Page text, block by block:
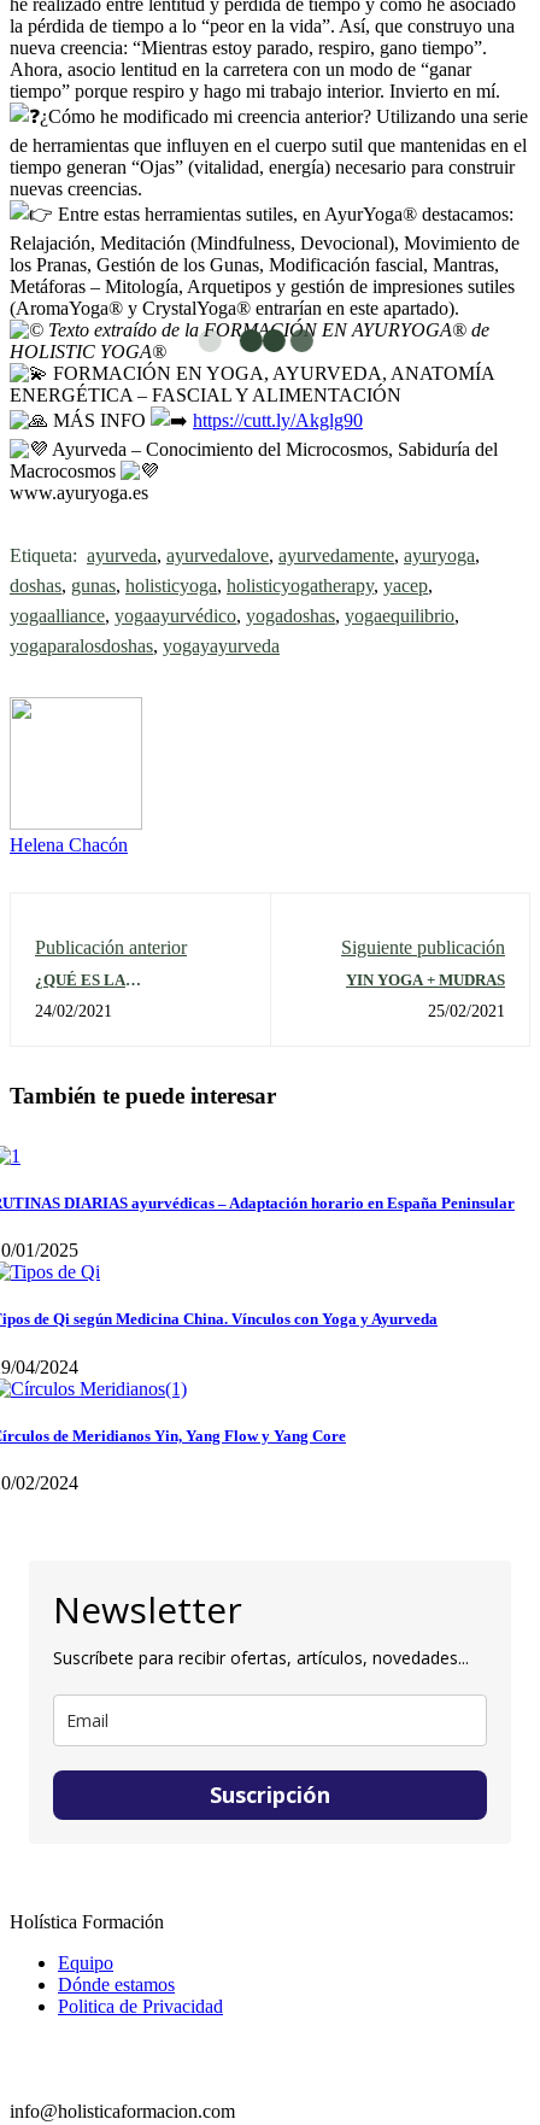
he realizado entre lentitud y pérdida de tiempo y cómo he asociado
la pérdida de tiempo a lo “peor en la vida”. Así, que construyo una
nueva creencia: “Mientras estoy parado, respiro, gano tiempo”.
Ahora, asocio lentitud en la carretera con un modo de “ganar
tiempo” porque respiro y hago mi trabajo interior. Invierto en mí.
¿Cómo he modificado mi creencia anterior? Utilizando una serie
de herramientas que influyen en el cuerpo sutil que mantenidas en el
tiempo generan “Ojas” (vitalidad, energía) necesario para construir
nuevas creencias.
Entre estas herramientas sutiles, en AyurYoga® destacamos:
Relajación, Meditación (Mindfulness, Devocional), Movimiento de
los Pranas, Gestión de los Gunas, Modificación fascial, Mantras,
Metáforas – Mitología, Arquetipos y gestión de impresiones sutiles
(AromaYoga® y CrystalYoga® entrarían en este apartado).
Texto extraído de la FORMACIÓN EN AYURYOGA® de
HOLISTIC YOGA®
FORMACIÓN EN YOGA, AYURVEDA, ANATOMÍA
ENERGÉTICA – FASCIAL Y ALIMENTACIÓN
MÁS INFO
https://cutt.ly/Akglg90
Ayurveda – Conocimiento del Microcosmos, Sabiduría del
Macrocosmos
www.ayuryoga.es
Etiqueta: ayurveda, ayurvedalove, ayurvedamente, ayuryoga,
doshas, gunas, holisticyoga, holisticyogatherapy, yacep,
yogaalliance, yogaayurvédico, yogadoshas, yogaequilibrio,
yogaparalosdoshas, yogayayurveda
Helena Chacón
Publicación anterior
¿QUÉ ES LA
24/02/2021
Siguiente publicación
YIN YOGA + MUDRAS
25/02/2021
También te puede interesar
DIARIAS ayurvédicas – Adaptación horario en España Peninsular
01/2025
de Qi según Medicina China. Vínculos con Yoga y Ayurveda
04/2024
de Meridianos Yin, Yang Flow y Yang Core
02/2024
Newsletter
Suscríbete para recibir ofertas, artículos, novedades...
Suscripción
Holística Formación
Equipo
Dónde estamos
Politica de Privacidad
info@holisticaformacion.com